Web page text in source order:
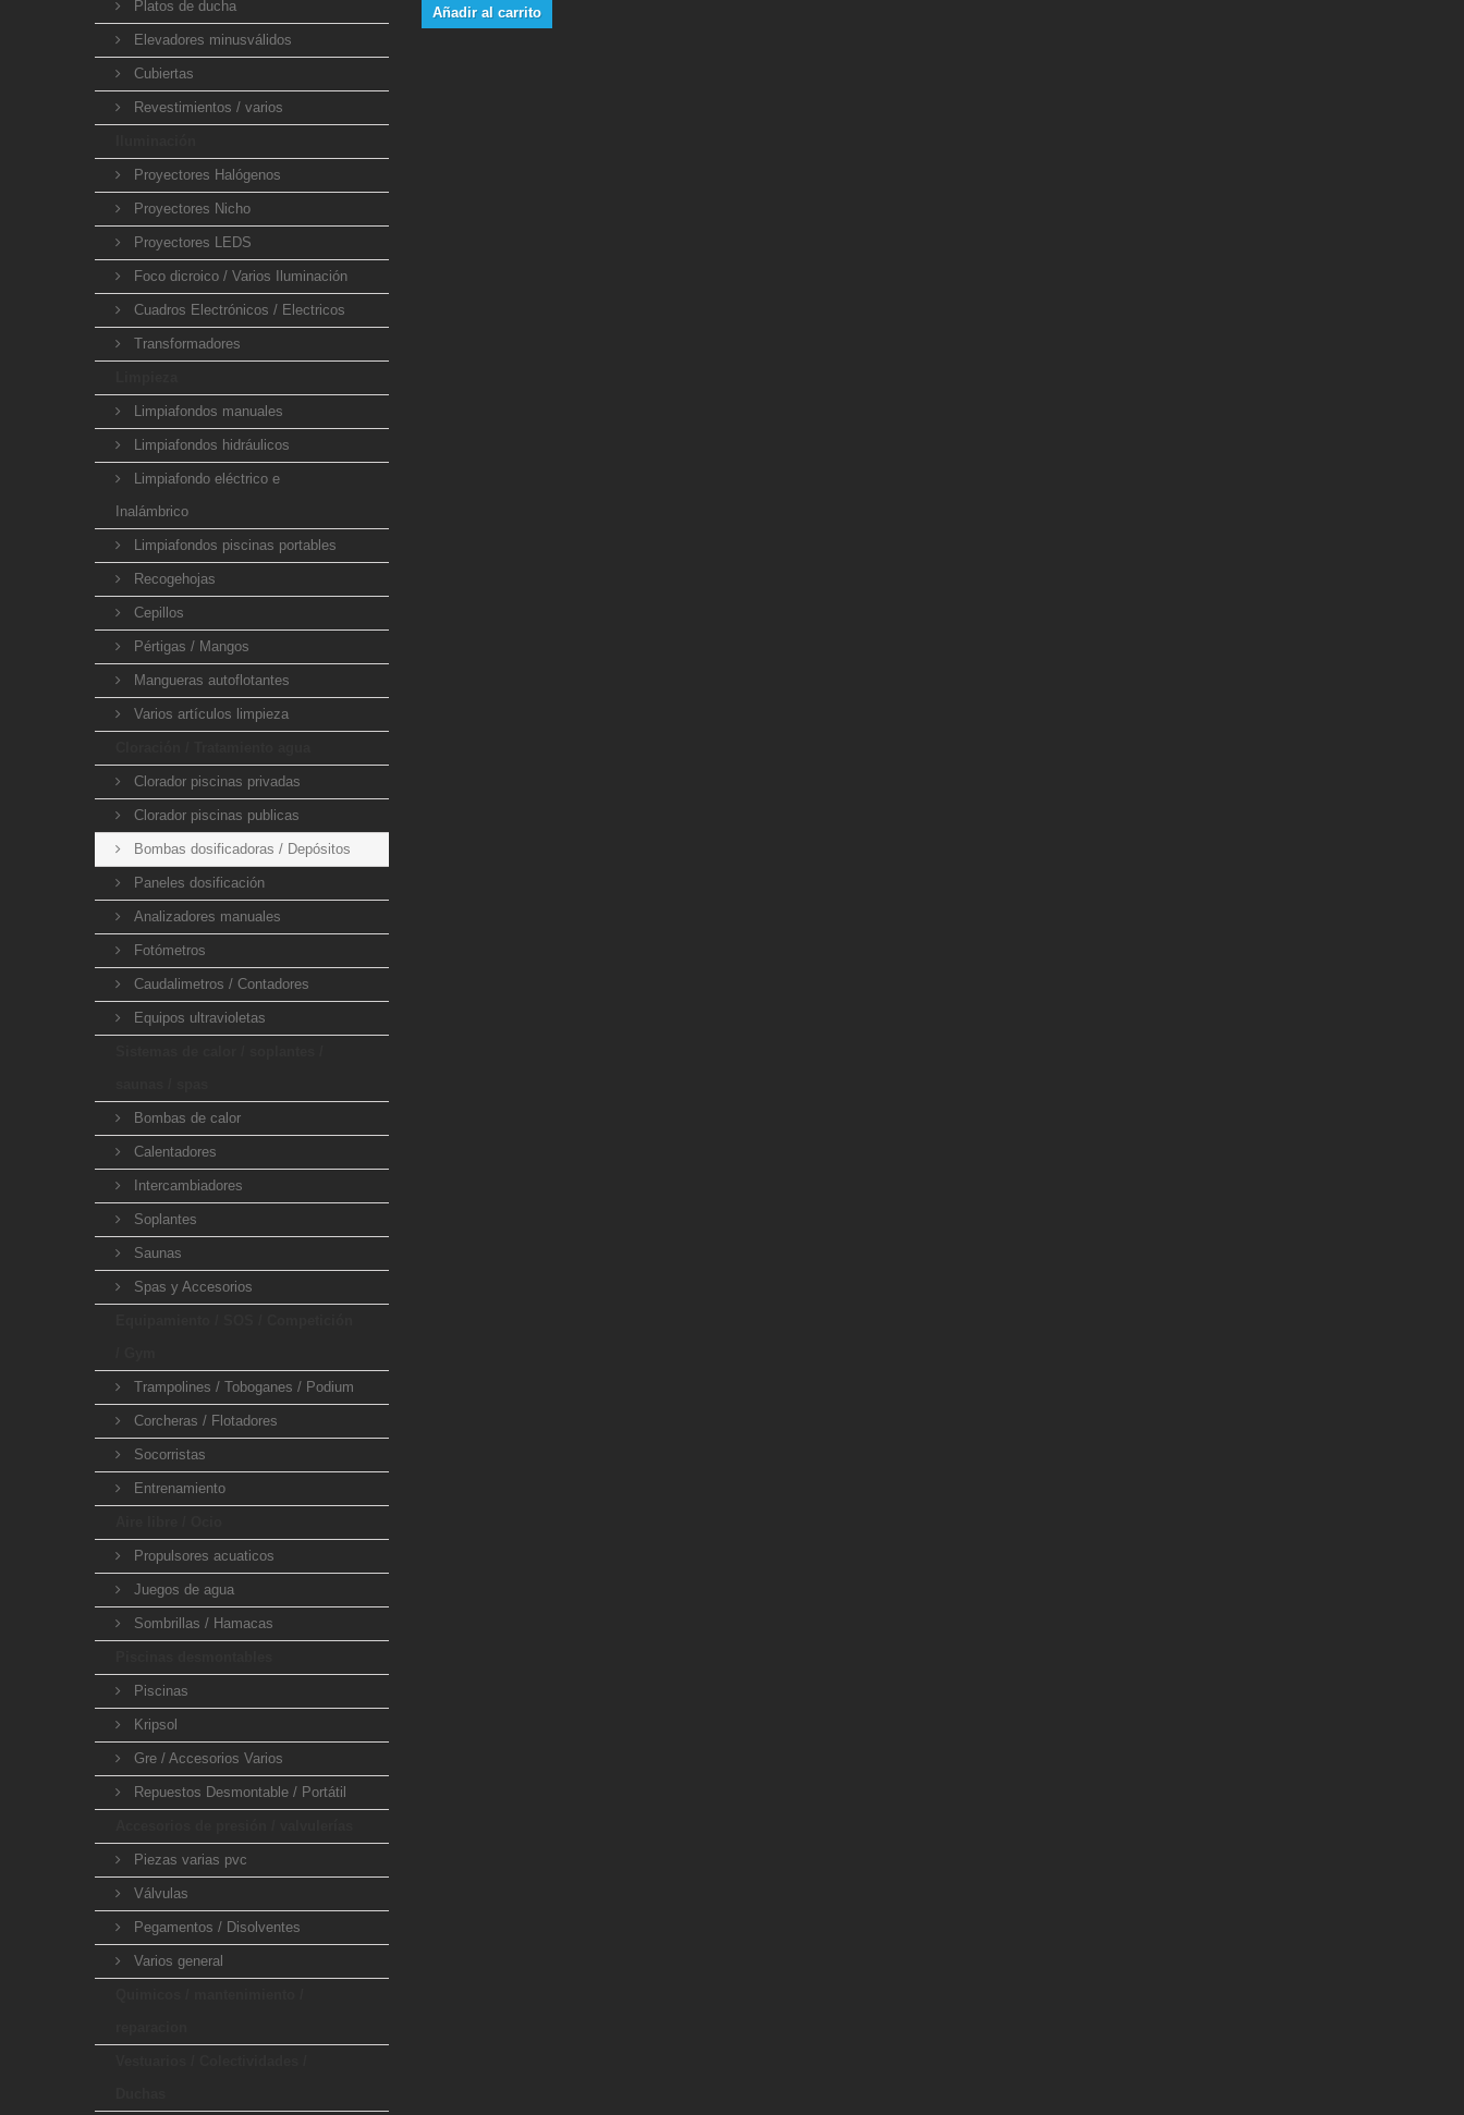
Platos de ducha
Elevadores minusválidos
Cubiertas
Revestimientos / varios
Proyectores Halógenos
Proyectores Nicho
Proyectores LEDS
Foco dicroico / Varios Iluminación
Cuadros Electrónicos / Electricos
Transformadores
Limpiafondos manuales
Limpiafondos hidráulicos
Limpiafondo eléctrico e
Inalámbrico
Limpiafondos piscinas portables
Recogehojas
Cepillos
Pértigas / Mangos
Mangueras autoflotantes
Varios artículos limpieza
Clorador piscinas privadas
Clorador piscinas publicas
Bombas dosificadoras / Depósitos
Paneles dosificación
Analizadores manuales
Fotómetros
Caudalimetros / Contadores
Equipos ultravioletas
Bombas de calor
Calentadores
Intercambiadores
Soplantes
Saunas
Spas y Accesorios
Trampolines / Toboganes / Podium
Corcheras / Flotadores
Socorristas
Entrenamiento
Propulsores acuaticos
Juegos de agua
Sombrillas / Hamacas
Piscinas
Kripsol
Gre / Accesorios Varios
Repuestos Desmontable / Portátil
Piezas varias pvc
Válvulas
Pegamentos / Disolventes
Varios general
Añadir al carrito